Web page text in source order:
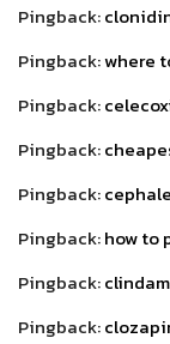
Pingback:
Pingback:where
Pingback:
Pingback:
Pingback:
Pingback:how to
Pingback:
Pingback: